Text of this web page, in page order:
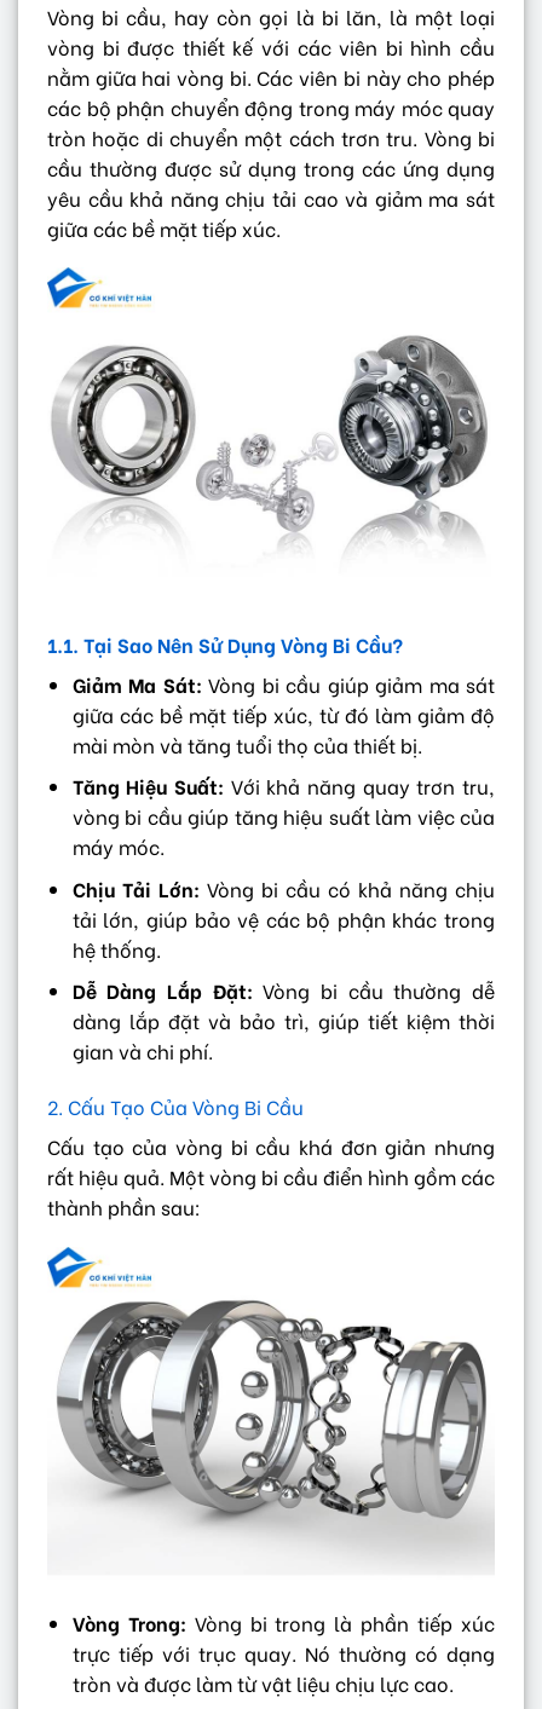
Vòng bi cầu, hay còn gọi là bi lăn, là một loại
vòng bi được thiết kế với các viên bi hình cầu
nằm giữa hai vòng bi. Các viên bi này cho phép
các bộ phận chuyển động trong máy móc quay
tròn hoặc di chuyển một cách trơn tru. Vòng bi
cầu thường được sử dụng trong các ứng dụng
yêu cầu khả năng chịu tải cao và giảm ma sát
giữa các bề mặt tiếp xúc.
1.1. Tại Sao Nên Sử Dụng Vòng Bi Cầu?
Giảm Ma Sát: Vòng bi cầu giúp giảm ma sát
giữa các bề mặt tiếp xúc, từ đó làm giảm độ
mài mòn và tăng tuổi thọ của thiết bị.
Tăng Hiệu Suất: Với khả năng quay trơn tru,
vòng bi cầu giúp tăng hiệu suất làm việc của
máy móc.
Chịu Tải Lớn: Vòng bi cầu có khả năng chịu
tải lớn, giúp bảo vệ các bộ phận khác trong
hệ thống.
Dễ Dàng Lắp Đặt: Vòng bi cầu thường dễ
dàng lắp đặt và bảo trì, giúp tiết kiệm thời
gian và chi phí.
2. Cấu Tạo Của Vòng Bi Cầu
Cấu tạo của vòng bi cầu khá đơn giản nhưng
rất hiệu quả. Một vòng bi cầu điển hình gồm các
thành phần sau:
Vòng Trong: Vòng bi trong là phần tiếp xúc
trực tiếp với trục quay. Nó thường có dạng
tròn và được làm từ vật liệu chịu lực cao.